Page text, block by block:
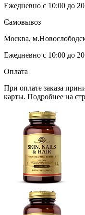
Ежедневно с 10:00 до
Самовывоз
Москва,
Ежедневно с 10:00 до
Оплата
При оплате заказа
карты. Подробнее на